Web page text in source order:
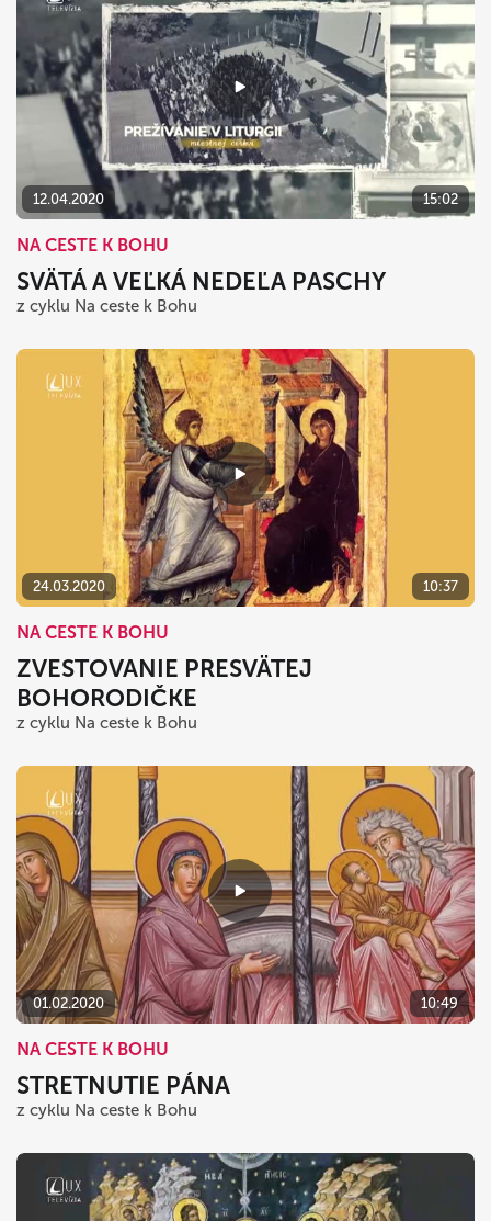
12.04.2020 15:02
NA CESTE K BOHU
SVÄTÁ A VEĽKÁ NEDEĽA PASCHY
z cyklu Na ceste k Bohu
24.03.2020 10:37
NA CESTE K BOHU
ZVESTOVANIE PRESVÄTEJ
BOHORODIČKE
z cyklu Na ceste k Bohu
01.02.2020 10:49
NA CESTE K BOHU
STRETNUTIE PÁNA
z cyklu Na ceste k Bohu